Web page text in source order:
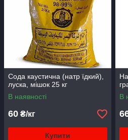
Сода каустична (натр їдкий),
луска, мішок 25 кг
В наявності
60 ₴/кг
Купити
В